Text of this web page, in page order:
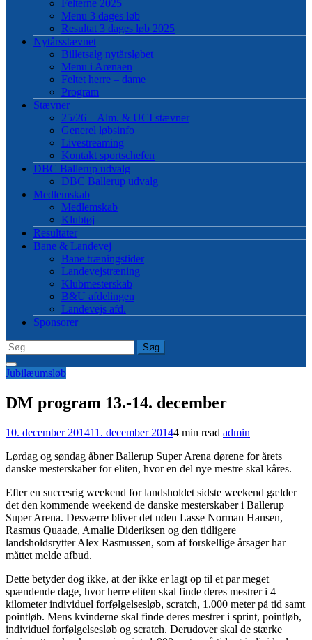
Felterne 2025
Menu 3 dages løb
Resultat 3 dages løb 2025
Nytårsstævnet
Billetsalg nytårsløbet
Menu i Arenaen
Feltet herre – dame
Program
Stævner
25/26 – Alm. & UCI stævner
Generel løbsinfo
Livestreaming
Kontakt sportschefen
DBC Ballerup udvalg
DBC Ballerup udvalg
Medlemskab
Medlemskab
Klubtøj
Resultater
Bane & Landevej
Bane træningstider
Landevejstræning
Klubmesterskab
B&U afdelingen
Landevejs afd.
Sponsorer
Søg
efter:
Jubilæumsløb
DM program 13.-14. december
10. december 201411. december 20144 min read admin
Lørdag og søndag åbner Ballerup Super Arena dørene for årets
danske mesterskaber for eliten, hvor en del nye mestre skal kåres.
Efter en succesrig weekend for landsholdet sidste weekend gælder
det den kommende weekend de danske mesterskaber i Ballerup
Super Arena. Desværre bliver det uden Lasse Norman Hansen,
Rasmus Quaade, Amalie Dideriksen og den tidligere
landsholdsrytter Alex Rasmussen, som af forskellige årsager har
måttet melde afbud.
Dette betyder dog ikke, at der ikke er lagt op til et par meget
spændende dage, hvor herre eliten skal finde deres mestrer i 4
kilometer individuel forfølgelsesløb, scratch, 1.000 meter på tid samt
pointløb. Mens kvinderne skal finde deres mestrer i sprint, pointløb,
individuel forfølgelsesløb og scratch. Derudover skal de stærke